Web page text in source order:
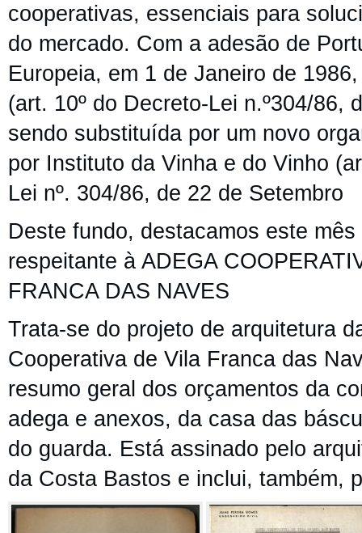
cooperativas, essenciais para
do mercado. Com a adesão de
Europeia, em 1 de Janeiro de
(art. 10º do Decreto-Lei n.º304/86,
sendo substituída por um novo
por Instituto da Vinha e do Vinho
Lei nº. 304/86, de 22 de Setembro
Deste fundo, destacamos este
respeitante à ADEGA
FRANCA DAS NAVES
Trata-se do projeto de arquitetura
Cooperativa de Vila Franca das
resumo geral dos orçamentos da
adega e anexos, da casa das
do guarda. Está assinado pelo
da Costa Bastos e inclui, também,